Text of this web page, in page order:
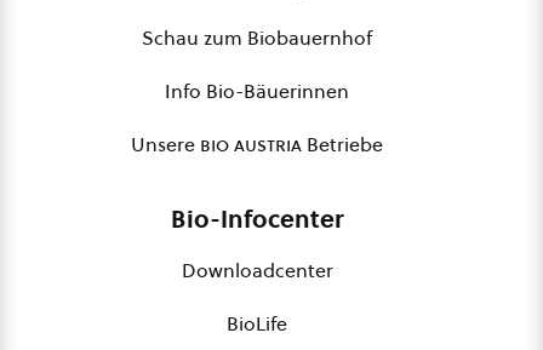
Schau zum Biobauernhof
Info Bio-Bäuerinnen
Unsere bio austria Betriebe
Bio-Infocenter
Downloadcenter
BioLife